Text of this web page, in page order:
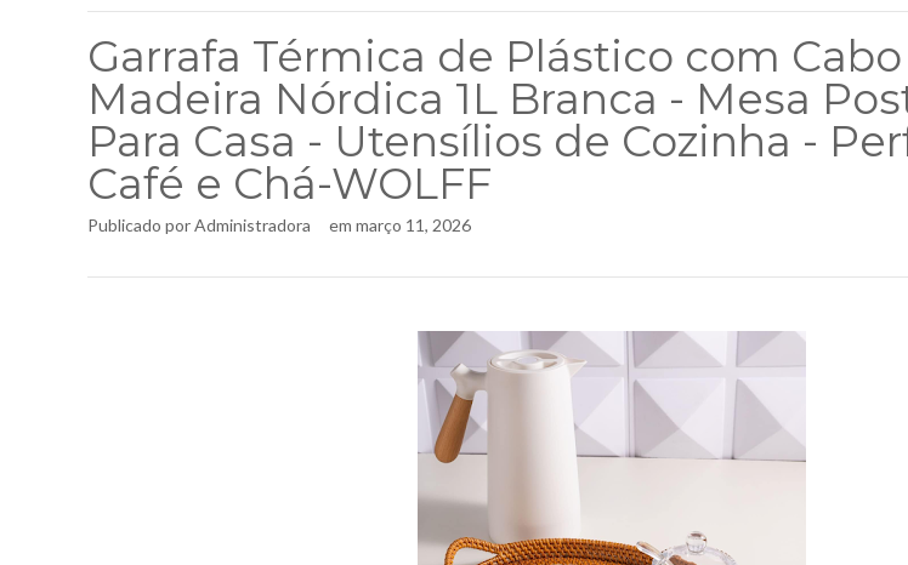
Garrafa Térmica de Plástico com
Madeira Nórdica 1L Branca - Mesa
Para Casa - Utensílios de Cozinha -
Café e Chá-WOLFF
Publicado porAdministradora em março 11, 2026